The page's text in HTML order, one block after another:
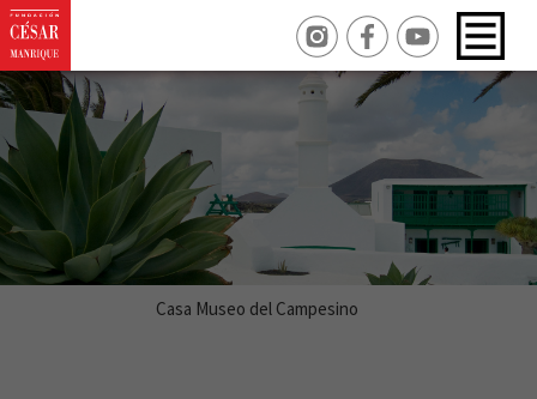
Casa Museo del Campesino